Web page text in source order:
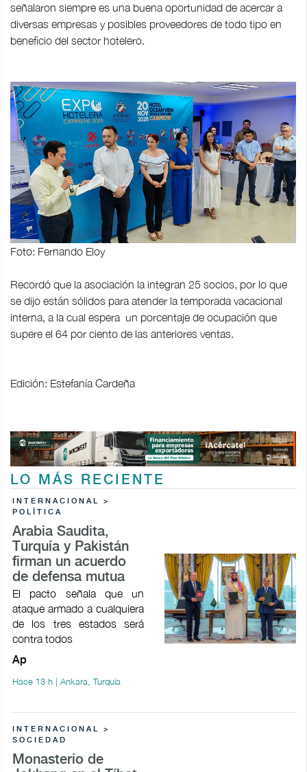
señalaron siempre es una buena oportunidad de acercar a
diversas empresas y posibles proveedores de todo tipo en
beneficio del sector hotelero.
Foto: Fernando Eloy
Recordó que la asociación la integran 25 socios, por lo que
se dijo están sólidos para atender la temporada vacacional
interna, a la cual espera un porcentaje de ocupación que
supere el 64 por ciento de las anteriores ventas.
Edición: Estefanía Cardeña
LO MÁS RECIENTE
INTERNACIONAL >
POLÍTICA
Arabia Saudita,
Turquía y Pakistán
firman un acuerdo
de defensa mutua
El pacto señala que un
ataque armado a cualquiera
de los tres estados será
contra todos
Ap
Hace 13 h | Ankara, Turquía
INTERNACIONAL >
SOCIEDAD
Monasterio de